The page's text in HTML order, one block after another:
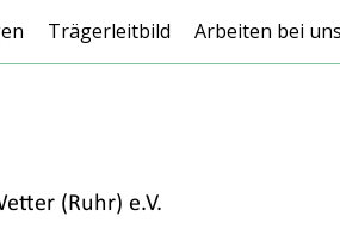
Trägerleitbild Arbeiten bei uns